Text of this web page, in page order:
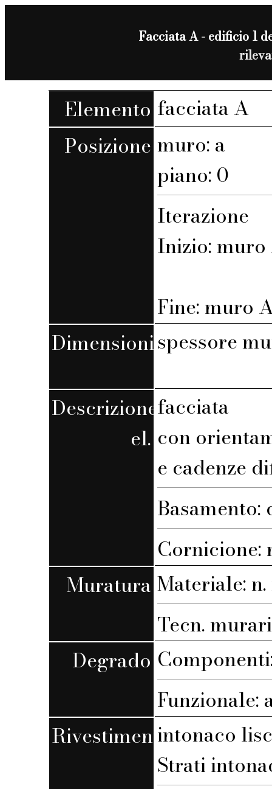
Facciata A - edificio 1
Elemento facciata A
Posizione muro: a
piano: 0
Iterazione
Inizio: muro
Fine: muro
Dimensionispessore
Descrizione
el.
facciata
con
e cadenze
Cornicione:
Muratura Materiale: n.
Tecn.
Degrado
Funzionale:
Rivestimentointonaco
Strati